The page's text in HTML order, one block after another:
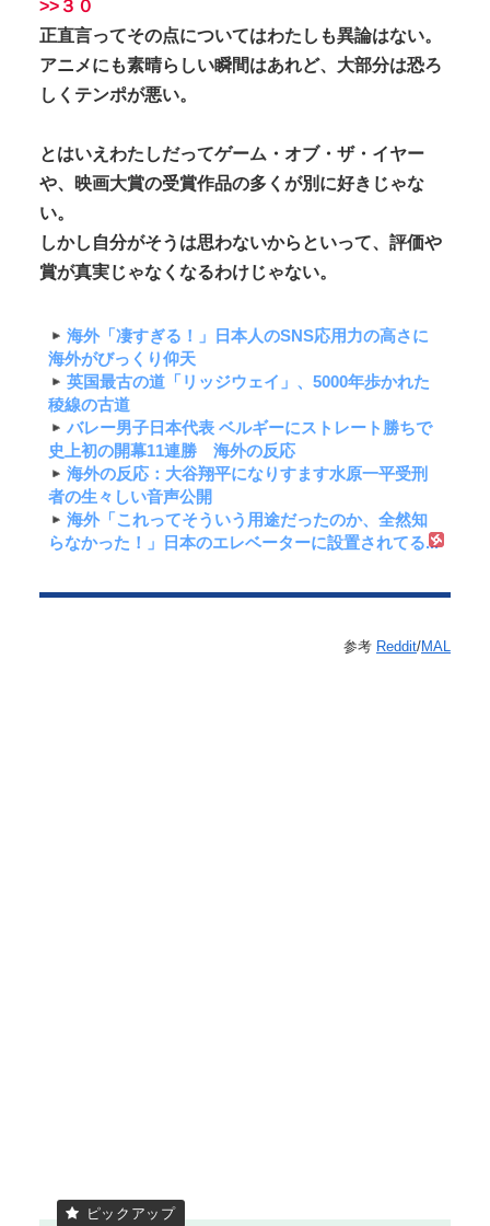
>>３０
正直言ってその点についてはわたしも異論はない。
アニメにも素晴らしい瞬間はあれど、大部分は恐ろ
しくテンポが悪い。
とはいえわたしだってゲーム・オブ・ザ・イヤー
や、映画大賞の受賞作品の多くが別に好きじゃな
い。
しかし自分がそうは思わないからといって、評価や
賞が真実じゃなくなるわけじゃない。
海外「凄すぎる！」日本人のSNS応用力の高さに
海外がびっくり仰天
英国最古の道「リッジウェイ」、5000年歩かれた
稜線の古道
バレー男子日本代表 ベルギーにストレート勝ちで
史上初の開幕11連勝 海外の反応
海外の反応：大谷翔平になりすます水原一平受刑
者の生々しい音声公開
海外「これってそういう用途だったのか、全然知
らなかった！」日本のエレベーターに設置されてる...
参考 Reddit/MAL